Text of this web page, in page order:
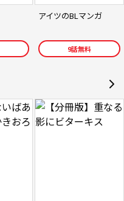
アイツのBLマンガ
9話無料